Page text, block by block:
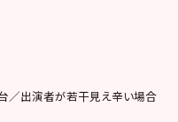
／出演者が若干見え辛い場合